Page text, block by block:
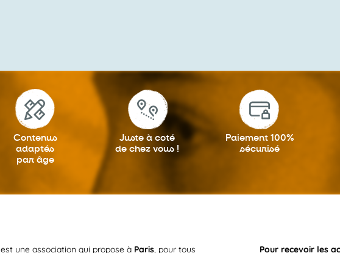
Contenus
adaptés
par âge
Juste à coté
de chez vous !
Paiement 100%
sécurisé
est une association qui propose à Paris, pour tous Pour recevoir les